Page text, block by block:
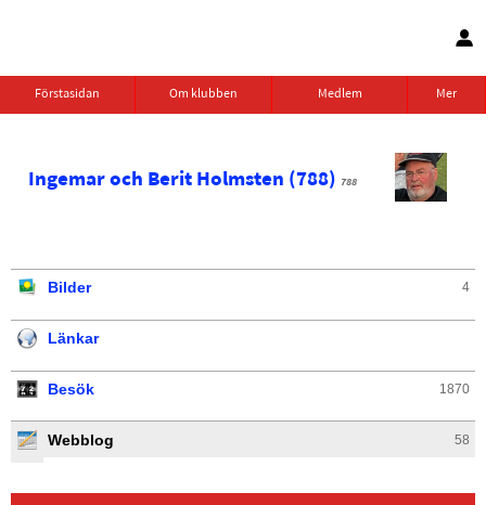
Förstasidan Om klubben Medlem Mer
Ingemar och Berit Holmsten (788) 788
4
Bilder
Länkar
1870
Besök
58
Webblog